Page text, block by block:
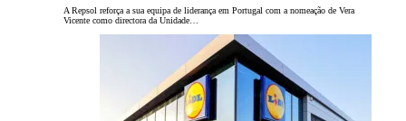
A Repsol reforça a sua equipa de liderança em Portugal com a nomeação de Vera
Vicente como directora da Unidade…